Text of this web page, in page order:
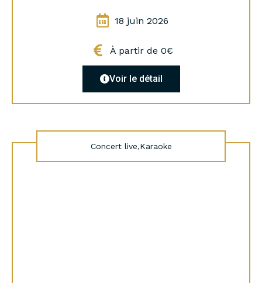
18 juin 2026
À partir de 0€
Voir le détail
Concert live,Karaoke